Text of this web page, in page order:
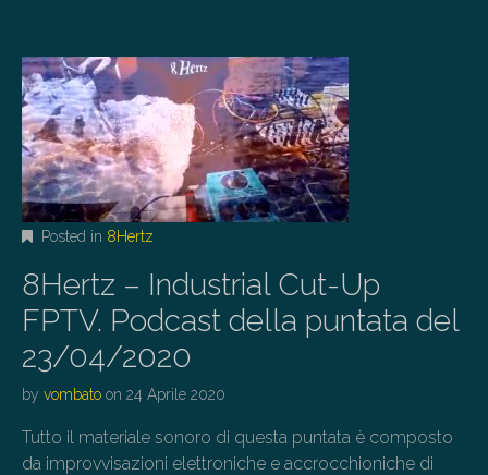
Posted in 8Hertz
8Hertz – Industrial Cut-Up
FPTV. Podcast della puntata del
23/04/2020
by vombato on 24 Aprile 2020
Tutto il materiale sonoro di questa puntata è composto
da improvvisazioni elettroniche e accrocchioniche di